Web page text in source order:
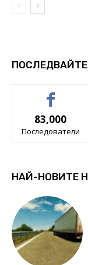
ПОСЛЕДВАЙТЕ
83,000
Последователи
НАЙ-НОВИТЕ